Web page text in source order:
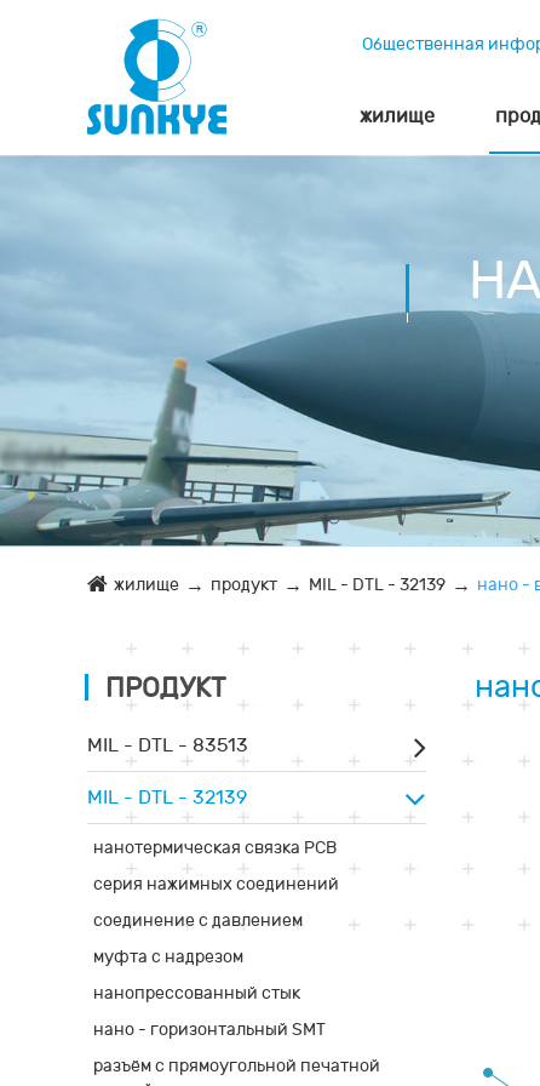
Общественная
жилище
жилище продукт MIL - DTL - 32139 нано -
ПРОДУКТ
MIL - DTL - 83513
MIL - DTL - 32139
нанотермическая связка PCB
серия нажимных соединений
соединение с давлением
муфта с надрезом
нанопрессованный стык
нано - горизонтальный SMT
разъём с прямоугольной печатной